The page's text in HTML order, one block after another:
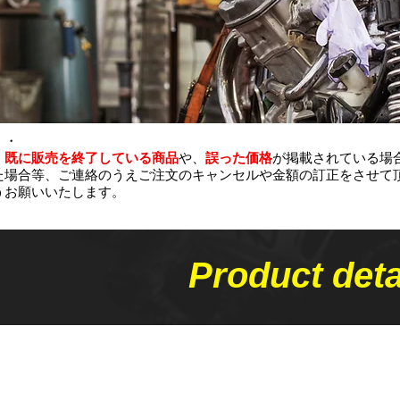
既に販売を終了している商品や、 誤った価格が掲載されている場
合等、ご連絡のうえご注文のキャンセルや金額の​訂正をさせて
願いいたします。
Product